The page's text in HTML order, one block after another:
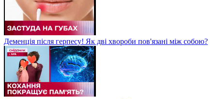
Деменція після герпесу! Як дві хвороби пов'язані між собою?